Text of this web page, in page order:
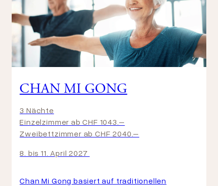
CHAN MI GONG
3 Nächte
Einzelzimmer ab CHF 1043.–
Zweibettzimmer ab CHF 2040.–
8. bis 11. April 2027
Chan Mi Gong basiert auf traditionellen